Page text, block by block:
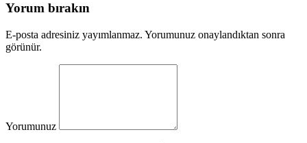
Yorum bırakın
E-posta adresiniz yayımlanmaz. Yorumunuz onaylandıktan sonra
görünür.
Yorumunuz